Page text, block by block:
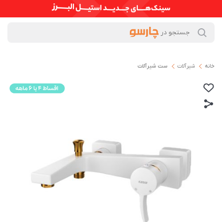
خانه شیرآلات ست شیرآلات